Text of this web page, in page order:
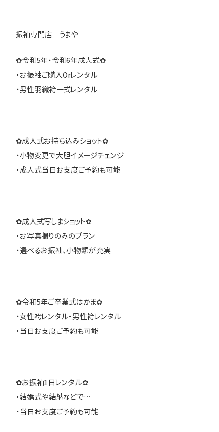
振袖専門店 うまや
✿令和5年・令和6年成人式✿
・お振袖ご購入Orレンタル
・男性羽織袴一式レンタル
✿成人式お持ち込みショット✿
・小物変更で大胆イメージチェンジ
・成人式当日お支度ご予約も可能
✿成人式写しまショット✿
・お写真撮りのみのプラン
・選べるお振袖、小物類が充実
✿令和5年ご卒業式はかま✿
・女性袴レンタル・男性袴レンタル
・当日お支度ご予約も可能
✿お振袖1日レンタル✿
・結婚式や結納などで…
・当日お支度ご予約も可能